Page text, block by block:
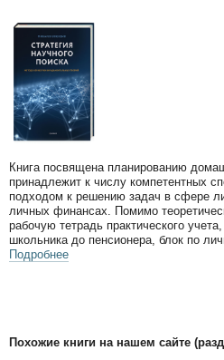
Книга посвящена планированию
принадлежит к числу компетентных
подходом к решению задач в сфере
личных финансах. Помимо
рабочую тетрадь практического
школьника до пенсионера, блок по
Подробнее
Похожие книги на нашем сайте